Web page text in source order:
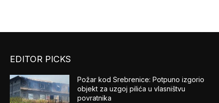
EDITOR PICKS
Požar kod Srebrenice: Potpuno izgorio
objekt za uzgoj pilića u vlasništvu
povratnika